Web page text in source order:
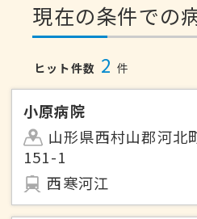
現在の条件での
ヒット件数 2 件
小原病院
山形県西村山郡河北
151-1
西寒河江